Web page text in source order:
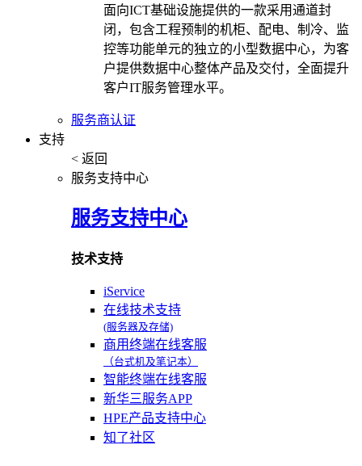
面向ICT基础设施提供的一款采用通道封
闭，包含工程预制的机柜、配电、制冷、监
控等功能单元的独立的小型数据中心，为客
户提供数据中心整体产品及交付，全面提升
客户IT服务管理水平。
服务商认证
支持
< 返回
服务支持中心
服务支持中心
技术支持
iService
在线技术支持
(服务器及存储)
商用终端在线客服
（台式机及笔记本）
智能终端在线客服
新华三服务APP
HPE产品支持中心
知了社区